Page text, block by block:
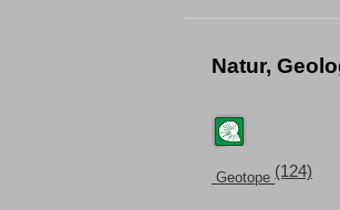
Natur,
Geotope (124)